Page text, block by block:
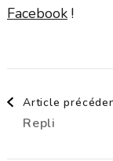
Facebook!
d'article
Article
Repli